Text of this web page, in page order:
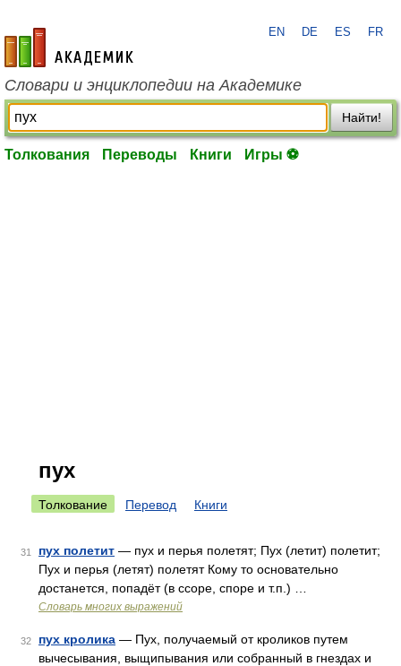
academic.ru
EN DE ES FR
Словари и энциклопедии на Академике
Найти!
Толкования Переводы Книги Игры ⚽
пух
Толкование Перевод Книги
31 пух полетит — пух и перья полетят; Пух (летит) полетит;
Пух и перья (летят) полетят Кому то основательно
достанется, попадёт (в ссоре, споре и т.п.) …
Словарь многих выражений
32 пух кролика — Пух, получаемый от кроликов путем
вычесывания, выщипывания или собранный в гнездах и